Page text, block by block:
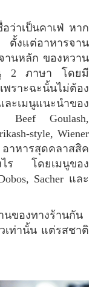
งแต่อาหารจาน
านหลัก ของหวาน
นู 2 ภาษา โดยมี
พราะฉะนั้นไม่ต้อง
ะเมนูแนะนำของ
Goulash,
style, Wiener
อาหารสุดคลาสสิค
งไร โดยเมนูของ
Sacher และ
เท่านั้น แต่รสชาติ